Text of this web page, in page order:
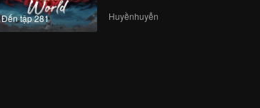
Đến tập 281 Huyềnhuyễn